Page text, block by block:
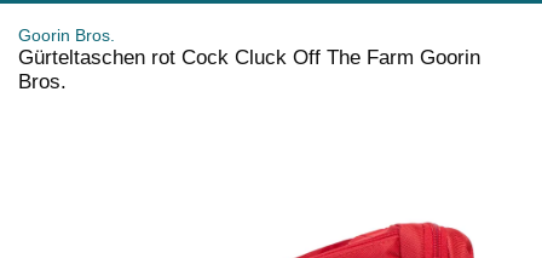
Goorin Bros.
Gürteltaschen rot Cock Cluck Off The Farm Goorin
Bros.